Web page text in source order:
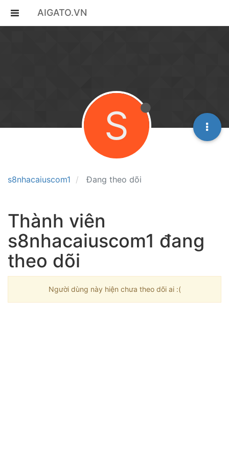
AIGATO.VN
s8nhacaiuscom1 Đang theo dõi
S
Thành viên
s8nhacaiuscom1 đang
theo dõi
Người dùng này hiện chưa theo dõi ai :(